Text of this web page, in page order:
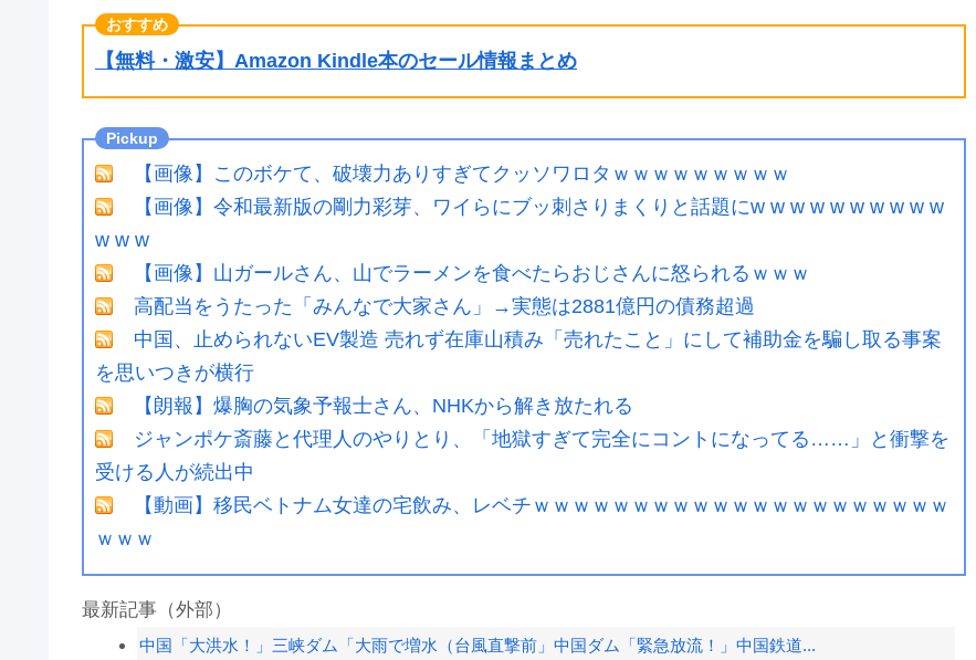
【無料・激安】Amazon Kindle本のセール情報まとめ
【画像】このボケて、破壊力ありすぎてクッソワロタｗｗｗｗｗｗｗｗｗ
【画像】令和最新版の剛力彩芽、ワイらにブッ刺さりまくりと話題にw w w w w w w w w w
w w w
【画像】山ガールさん、山でラーメンを食べたらおじさんに怒られるｗｗｗ
高配当をうたった「みんなで大家さん」→実態は2881億円の債務超過
中国、止められないEV製造 売れず在庫山積み「売れたこと」にして補助金を騙し取る事案
を思いつきが横行
【朗報】爆胸の気象予報士さん、NHKから解き放たれる
ジャンポケ斎藤と代理人のやりとり、「地獄すぎて完全にコントになってる……」と衝撃を
受ける人が続出中
【動画】移民ベトナム女達の宅飲み、レベチｗｗｗｗｗｗｗｗｗｗｗｗｗｗｗｗｗｗｗｗｗ
ｗｗｗ
最新記事（外部）
中国「大洪水！」三峡ダム「大雨で増水（台風直撃前」中国ダム「緊急放流！」中国鉄道...